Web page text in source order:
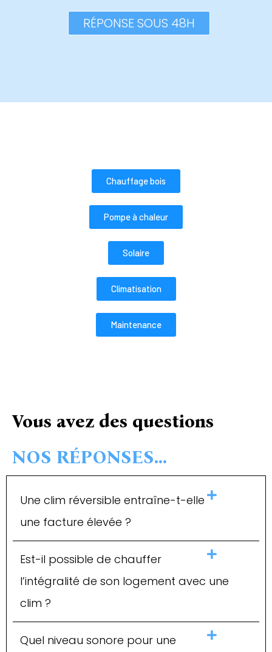
RÉPONSE SOUS 48H
Chauffage bois
Pompe à chaleur
Solaire
Climatisation
Maintenance
Vous avez des questions
NOS RÉPONSES…
Une clim réversible entraîne-t-elle
une facture élevée ?
Est-il possible de chauffer
l’intégralité de son logement avec une
clim ?
Quel niveau sonore pour une